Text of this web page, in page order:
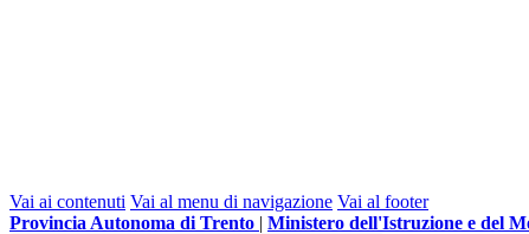
Vai ai contenuti Vai al menu di navigazione Vai al footer
Provincia Autonoma di Trento | Ministero dell'Istruzione e del